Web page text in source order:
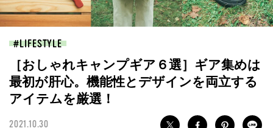
LIFESTYLE
［おしゃれキャンプギア６選］ギア集めは
最初が肝心。機能性とデザインを両立する
アイテムを厳選！
2021.10.30